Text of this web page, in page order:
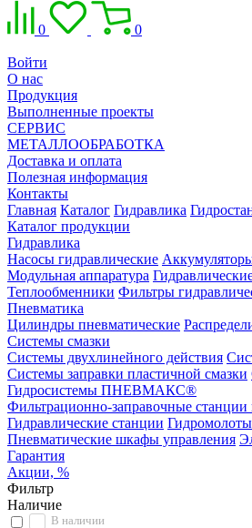
0 0
Войти
О нас
Продукция
Выполненные проекты
СЕРВИС
МЕТАЛЛООБРАБОТКА
Доставка и оплата
Полезная информация
Контакты
Главная Каталог Гидравлика
Каталог продукции
Гидравлика
Насосы гидравлические
Модульная аппаратура
Теплообменники Фильтры
Пневматика
Цилиндры пневматические
Системы смазки
Системы двухлинейного действия
Системы заправки пластичной смазки
Гидросистемы ПНЕВМАКС®
Фильтрационно-заправочные
Гидравлические станции Гидромолоты
Пневматические шкафы управления
Гарантия
Акции, %
Фильтр
Наличие
В наличии